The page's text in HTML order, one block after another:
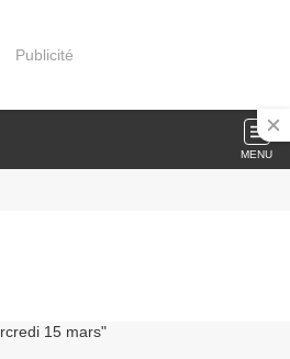
Publicité
MENU